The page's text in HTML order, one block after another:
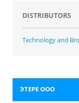
DISTRIBUTORS
Technology and
ЭТЕРЕ OOO